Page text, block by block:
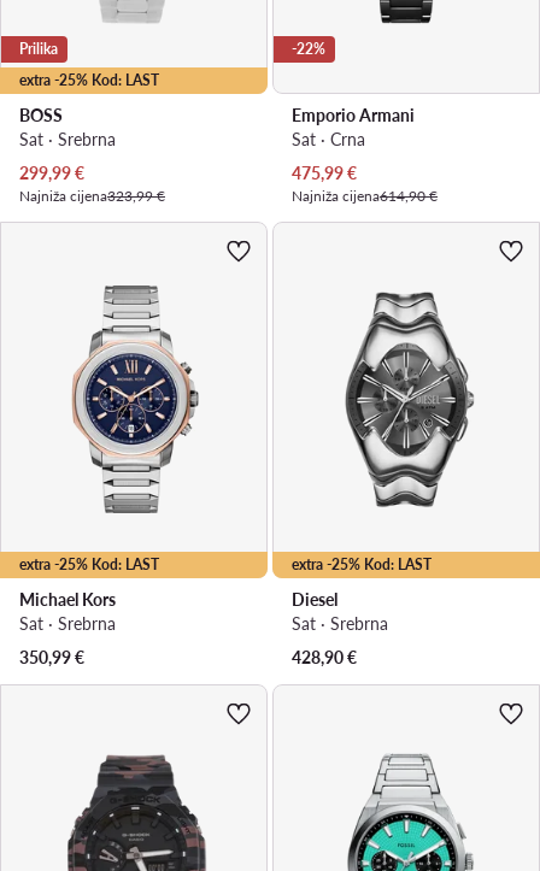
extra -25% Kod: LAST
Prilika
BOSS
Sat · Srebrna
Trenutna cijena
299,99€
Najniža cijena323,99 €
-22%
Emporio Armani
Sat · Crna
Trenutna cijena
475,99€
Najniža cijena614,90 €
extra -25% Kod: LAST
Michael Kors
Sat · Srebrna
350,99€
extra -25% Kod: LAST
Diesel
Sat · Srebrna
428,90€